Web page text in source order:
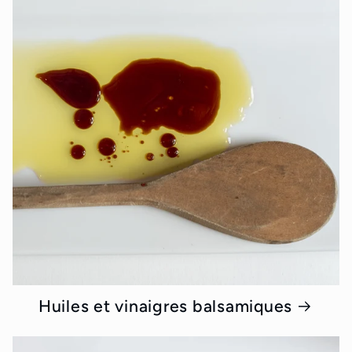
Huiles et vinaigres balsamiques